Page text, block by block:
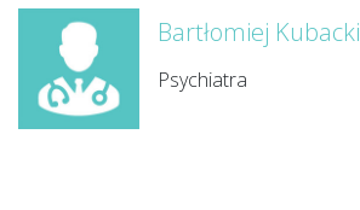
Bartłomiej Kubacki
Psychiatra